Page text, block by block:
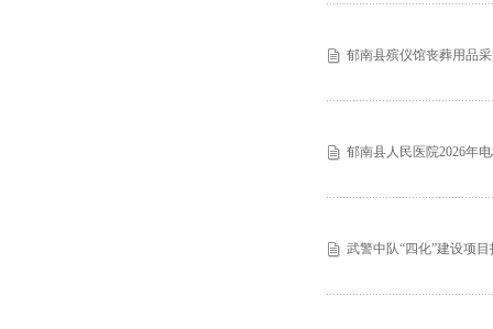
郁南县殡仪馆丧葬用品
郁南县人民医院2026年
武警中队“四化”建设项